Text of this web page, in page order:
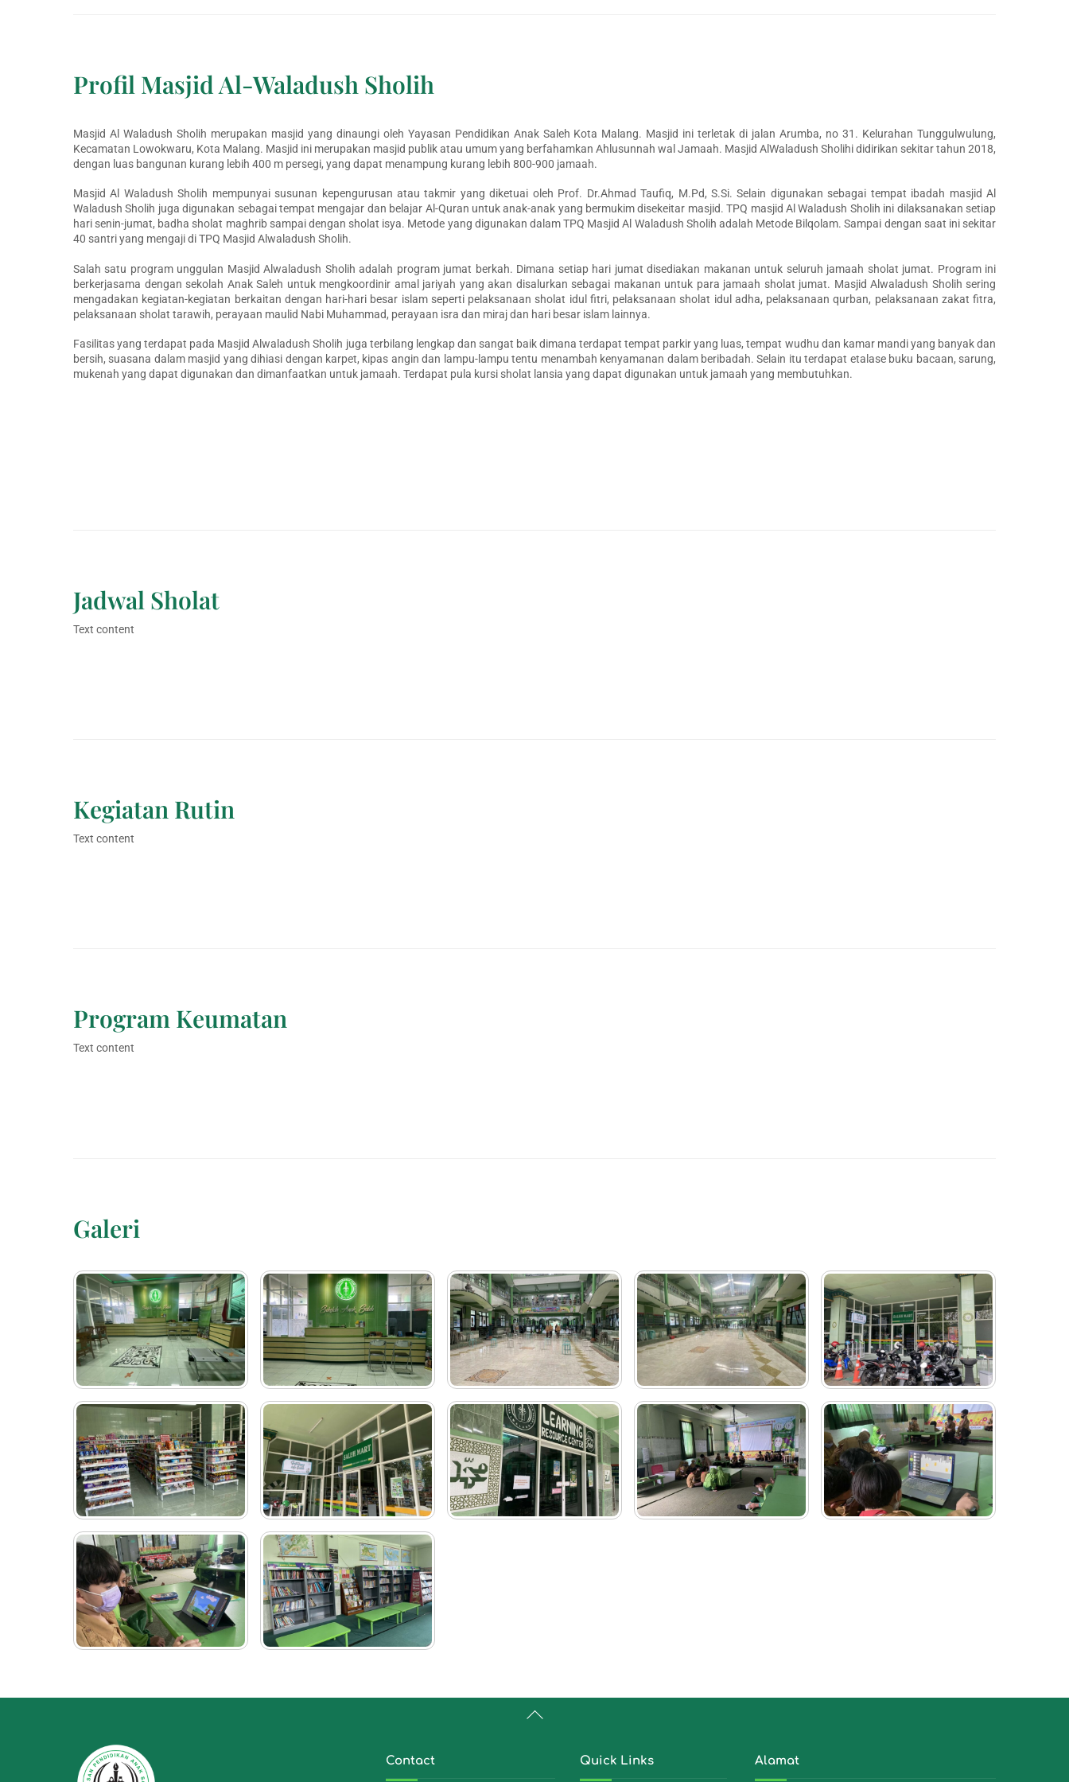
Profil Masjid Al-Waladush Sholih
Masjid Al Waladush Sholih merupakan masjid yang dinaungi oleh Yayasan Pendidikan Anak Saleh Kota Malang. Masjid ini terletak di jalan Arumba, no 31. Kelurahan Tunggulwulung,
Kecamatan Lowokwaru, Kota Malang. Masjid ini merupakan masjid publik atau umum yang berfahamkan Ahlusunnah wal Jamaah. Masjid AlWaladush Sholihi didirikan sekitar tahun 2018,
dengan luas bangunan kurang lebih 400 m persegi, yang dapat menampung kurang lebih 800-900 jamaah.
Masjid Al Waladush Sholih mempunyai susunan kepengurusan atau takmir yang diketuai oleh Prof. Dr.Ahmad Taufiq, M.Pd, S.Si. Selain digunakan sebagai tempat ibadah masjid Al
Waladush Sholih juga digunakan sebagai tempat mengajar dan belajar Al-Quran untuk anak-anak yang bermukim disekeitar masjid. TPQ masjid Al Waladush Sholih ini dilaksanakan setiap
hari senin-jumat, badha sholat maghrib sampai dengan sholat isya. Metode yang digunakan dalam TPQ Masjid Al Waladush Sholih adalah Metode Bilqolam. Sampai dengan saat ini sekitar
40 santri yang mengaji di TPQ Masjid Alwaladush Sholih.
Salah satu program unggulan Masjid Alwaladush Sholih adalah program jumat berkah. Dimana setiap hari jumat disediakan makanan untuk seluruh jamaah sholat jumat. Program ini
berkerjasama dengan sekolah Anak Saleh untuk mengkoordinir amal jariyah yang akan disalurkan sebagai makanan untuk para jamaah sholat jumat. Masjid Alwaladush Sholih sering
mengadakan kegiatan-kegiatan berkaitan dengan hari-hari besar islam seperti pelaksanaan sholat idul fitri, pelaksanaan sholat idul adha, pelaksanaan qurban, pelaksanaan zakat fitra,
pelaksanaan sholat tarawih, perayaan maulid Nabi Muhammad, perayaan isra dan miraj dan hari besar islam lainnya.
Fasilitas yang terdapat pada Masjid Alwaladush Sholih juga terbilang lengkap dan sangat baik dimana terdapat tempat parkir yang luas, tempat wudhu dan kamar mandi yang banyak dan
bersih, suasana dalam masjid yang dihiasi dengan karpet, kipas angin dan lampu-lampu tentu menambah kenyamanan dalam beribadah. Selain itu terdapat etalase buku bacaan, sarung,
mukenah yang dapat digunakan dan dimanfaatkan untuk jamaah. Terdapat pula kursi sholat lansia yang dapat digunakan untuk jamaah yang membutuhkan.
Jadwal Sholat
Text content
Kegiatan Rutin
Text content
Program Keumatan
Text content
Galeri
Back
Contact Quick Links Alamat